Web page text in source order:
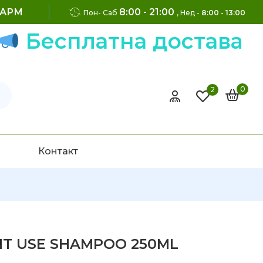
Пон- Саб 8:00 - 21:00 , Нед - 8:00 - 13:00
Бесплатна достава
2 0
Контакт
USE SHAMPOO 250ML